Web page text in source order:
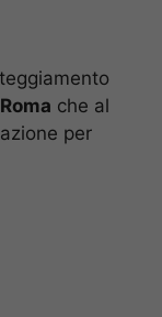
Roma che al
per